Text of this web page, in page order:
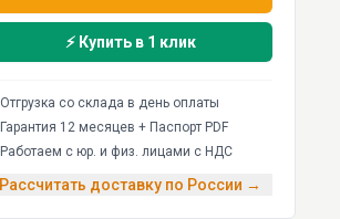
⚡ Купить в 1 клик
Отгрузка со склада в день оплаты
Гарантия 12 месяцев + Паспорт PDF
Работаем с юр. и физ. лицами с НДС
Рассчитать доставку по России →